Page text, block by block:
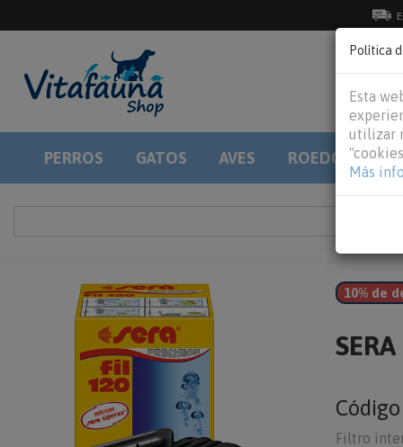
PERROS GATOS AVES ROEDORES
10% de
Código
Filtro
Política
Esta
utilizar
Más